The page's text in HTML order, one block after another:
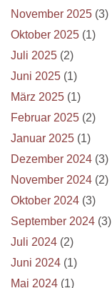
November 2025 (3)
Oktober 2025 (1)
Juli 2025 (2)
Juni 2025 (1)
März 2025 (1)
Februar 2025 (2)
Januar 2025 (1)
Dezember 2024 (3)
November 2024 (2)
Oktober 2024 (3)
September 2024 (3)
Juli 2024 (2)
Juni 2024 (1)
Mai 2024 (1)